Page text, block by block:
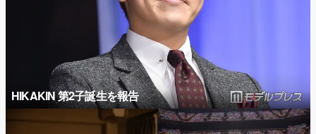
HIKAKIN 第2子誕生を報告